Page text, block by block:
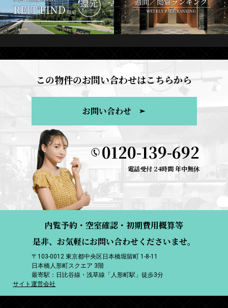
この物件のお問い合わせはこちらから
お問い合わせ
0120-139-692
電話受付 24時間 年中無休
内覧予約・空室確認・初期費用概算等
是非、お気軽にお問い合わせくださいませ。
〒103-0012 東京都中央区日本橋堀留町 1-8-11
日本橋人形町スクエア 3階
最寄駅：日比谷線・浅草線「人形町駅」徒歩3分
サイト運営会社